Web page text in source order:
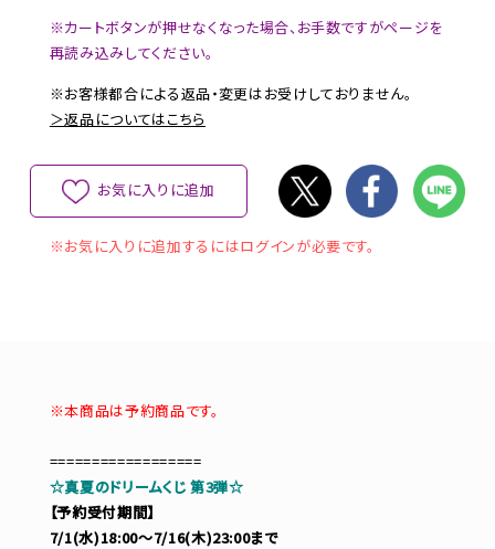
※カートボタンが押せなくなった場合、お手数ですがページを
再読み込みしてください。
※お客様都合による返品・変更はお受けしておりません。
＞返品についてはこちら
お気に入りに追加
※お気に入りに追加するにはログインが必要です。
※本商品は予約商品です。
==================
☆真夏のドリームくじ 第3弾☆
【予約受付期間】
7/1(水)18:00～7/16(木)23:00まで